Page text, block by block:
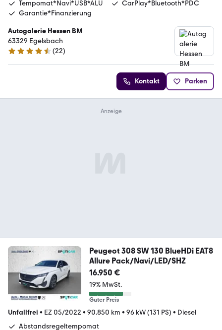
Tempomat*Navi*USB*ALU
CarPlay*Bluetooth*PDC
Garantie*Finanzierung
Autogalerie Hessen BM
63329 Egelsbach
4.7 Sterne
(22)
Kontakt Parken
Peugeot 308 SW 130 BlueHDi EAT8
Allure Pack/Navi/LED/SHZ
16.950 €
19% MwSt.
Guter Preis
Unfallfrei • EZ 05/2022 • 90.850 km • 96 kW (131 PS) • Diesel
Abstandsregeltempomat